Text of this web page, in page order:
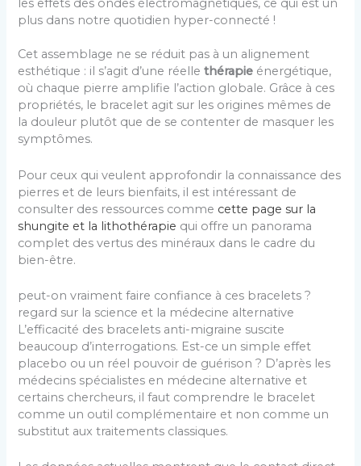
plus dans notre quotidien hyper-connecté !
Cet assemblage ne se réduit pas à un alignement
esthétique : il s’agit d’une réellethérapie énergétique,
où chaque pierre amplifie l’action globale. Grâce à ces
propriétés, le bracelet agit sur les origines mêmes de
la douleur plutôt que de se contenter de masquer les
symptômes.
Pour ceux qui veulent approfondir la connaissance des
pierres et de leurs bienfaits, il est intéressant de
consulter des ressources comme cette page sur la
shungite et la lithothérapie qui offre un panorama
complet des vertus des minéraux dans le cadre du
bien-être.
peut-on vraiment faire confiance à ces bracelets ?
regard sur la science et la médecine alternative
L’efficacité des bracelets anti-migraine suscite
beaucoup d’interrogations. Est-ce un simple effet
placebo ou un réel pouvoir de guérison ? D’après les
médecins spécialistes en médecine alternative et
certains chercheurs, il faut comprendre le bracelet
comme un outil complémentaire et non comme un
substitut aux traitements classiques.